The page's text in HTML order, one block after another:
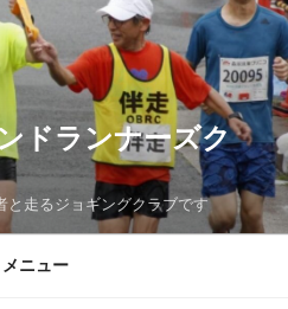
ドランナーズク
と走るジョギングクラブです
メニュー